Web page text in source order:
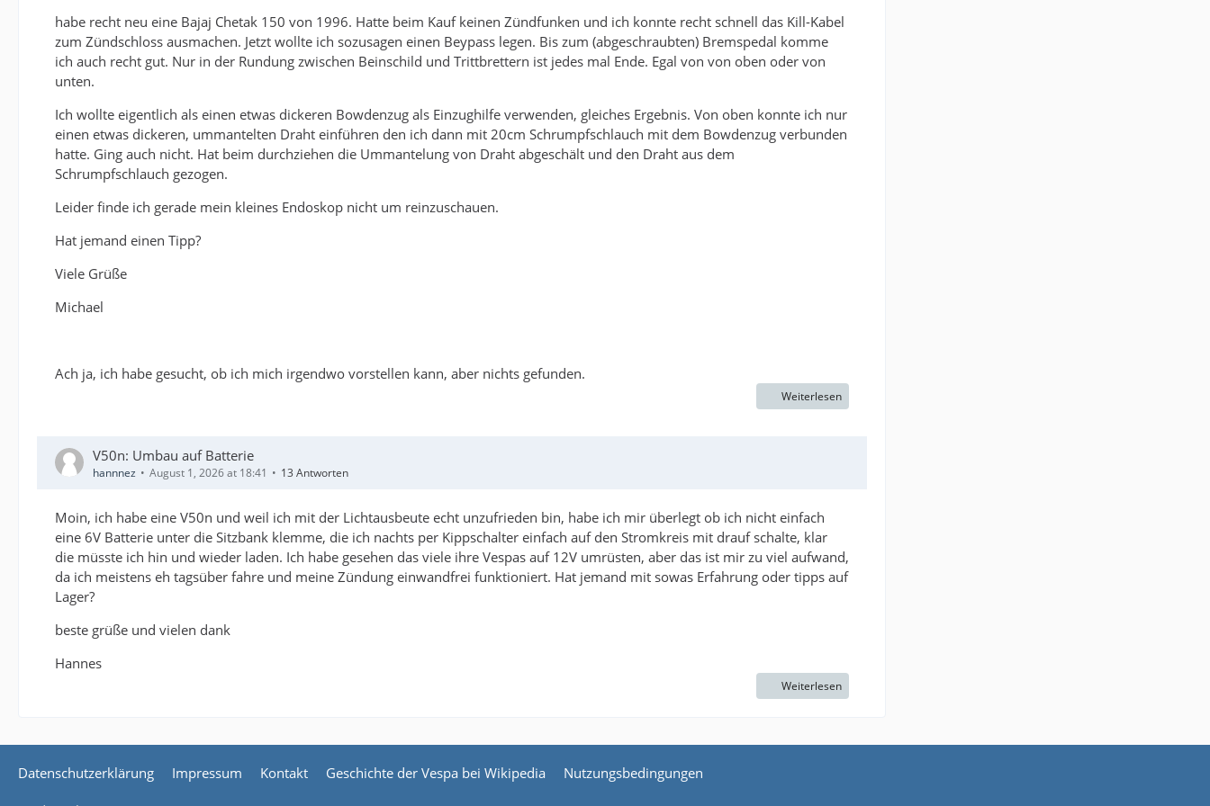
habe recht neu eine Bajaj Chetak 150 von 1996. Hatte beim Kauf keinen Zündfunken und ich konnte recht schnell das Kill-Kabel
zum Zündschloss ausmachen. Jetzt wollte ich sozusagen einen Beypass legen. Bis zum (abgeschraubten) Bremspedal komme
ich auch recht gut. Nur in der Rundung zwischen Beinschild und Trittbrettern ist jedes mal Ende. Egal von von oben oder von
unten.
Ich wollte eigentlich als einen etwas dickeren Bowdenzug als Einzughilfe verwenden, gleiches Ergebnis. Von oben konnte ich nur
einen etwas dickeren, ummantelten Draht einführen den ich dann mit 20cm Schrumpfschlauch mit dem Bowdenzug verbunden
hatte. Ging auch nicht. Hat beim durchziehen die Ummantelung von Draht abgeschält und den Draht aus dem
Schrumpfschlauch gezogen.
Leider finde ich gerade mein kleines Endoskop nicht um reinzuschauen.
Hat jemand einen Tipp?
Viele Grüße
Michael
Ach ja, ich habe gesucht, ob ich mich irgendwo vorstellen kann, aber nichts gefunden.
Weiterlesen
V50n: Umbau auf Batterie
hannnez August 1, 2026 at 18:41 13 Antworten
Moin, ich habe eine V50n und weil ich mit der Lichtausbeute echt unzufrieden bin, habe ich mir überlegt ob ich nicht einfach
eine 6V Batterie unter die Sitzbank klemme, die ich nachts per Kippschalter einfach auf den Stromkreis mit drauf schalte, klar
die müsste ich hin und wieder laden. Ich habe gesehen das viele ihre Vespas auf 12V umrüsten, aber das ist mir zu viel aufwand,
da ich meistens eh tagsüber fahre und meine Zündung einwandfrei funktioniert. Hat jemand mit sowas Erfahrung oder tipps auf
Lager?
beste grüße und vielen dank
Hannes
Weiterlesen
Datenschutzerklärung Impressum Kontakt Geschichte der Vespa bei Wikipedia Nutzungsbedingungen